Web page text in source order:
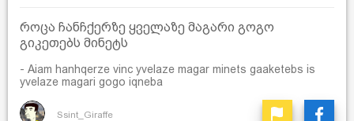
როცა ჩანჩქერზე ყველაზე მაგარი გოგო
გიკეთებს მინეტს
- Aiam hanhqerze vinc yvelaze magar minets gaaketebs is
yvelaze magari gogo iqneba
Ssint_Giraffe